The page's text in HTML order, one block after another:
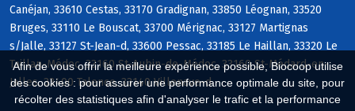
Afin de vous offrir la meilleure expérience possible, Biocoop utilise
des cookies : pour assurer une performance optimale du site, pour
récolter des statistiques afin d'analyser le trafic et la performance
Canéjan, 33610 Cestas, 33170 Gradignan, 33850 Léognan, 33520
Bruges, 33110 Le Bouscat, 33700 Mérignac, 33127 Martignas
s/Jalle, 33127 St-Jean-d, 33600 Pessac, 33185 Le Haillan, 33320 Le
Taillan-Médoc, 33160 St-Aubin-de-Médoc, 33160 St-Médard-en-
Jalles, 33400 Talence, 33140 Villenave-d